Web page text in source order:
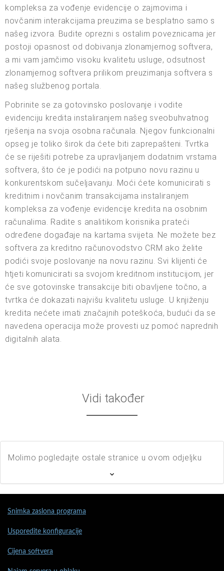
kompleksa za vođenje evidencije o zajmovima i
novčanim interakcijama preuzima se besplatno samo s
našeg izvora. Budite oprezni s ostalim poveznicama jer
postoji opasnost od dobivanja zlonamjernog softvera,
a mi vam jamčimo visoku kvalitetu usluge, odsutnost
zlonamjernog softvera prilikom preuzimanja softvera s
našeg službenog portala.
Pobrinite se za gotovinsko poslovanje i vodite
evidenciju kredita instaliranjem našeg sveobuhvatnog
rješenja na svoja osobna računala. Njegov funkcionalni
opseg je toliko širok da ćete biti zaprepašteni. Tvrtka
će se riješiti potrebe za upravljanjem dodatnim vrstama
softvera, što će je podići na potpuno novu razinu u
konkurentskom sučeljavanju. Moći ćete komunicirati s
kreditnim i novčanim transakcijama instaliranjem
kompleksa za vođenje evidencije kredita na osobnim
računalima. Radite s analitikom korisnika prateći
određene događaje na kartama svijeta. Ne možete bez
softvera za kreditno računovodstvo CRM ako želite
podići svoje poslovanje na novu razinu. Svi klijenti će
htjeti komunicirati sa svojom kreditnom institucijom, jer
će sve gotovinske transakcije biti obavljene točno, a
tvrtka će dokazati najvišu kvalitetu usluge. U knjiženju
kredita nećete imati značajnih poteškoća, budući da se
navedena operacija može provesti uz pomoć naprednih
digitalnih alata.
Vidi također
Molimo pogledajte ostale stranice u ovom odjeljku
Snimka zaslona programa
Usporedite konfiguracije
Cijena softvera